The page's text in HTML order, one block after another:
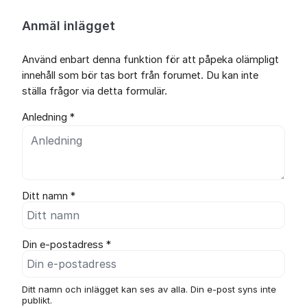
Anmäl inlägget
Använd enbart denna funktion för att påpeka olämpligt
innehåll som bör tas bort från forumet. Du kan inte
ställa frågor via detta formulär.
Anledning *
Ditt namn *
Din e-postadress *
Ditt namn och inlägget kan ses av alla. Din e-post syns inte
publikt.